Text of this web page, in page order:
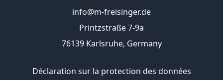
info@m-freisinger.de
Printzstraße 7-9a
76139 Karlsruhe, Germany
Déclaration sur la protection des données